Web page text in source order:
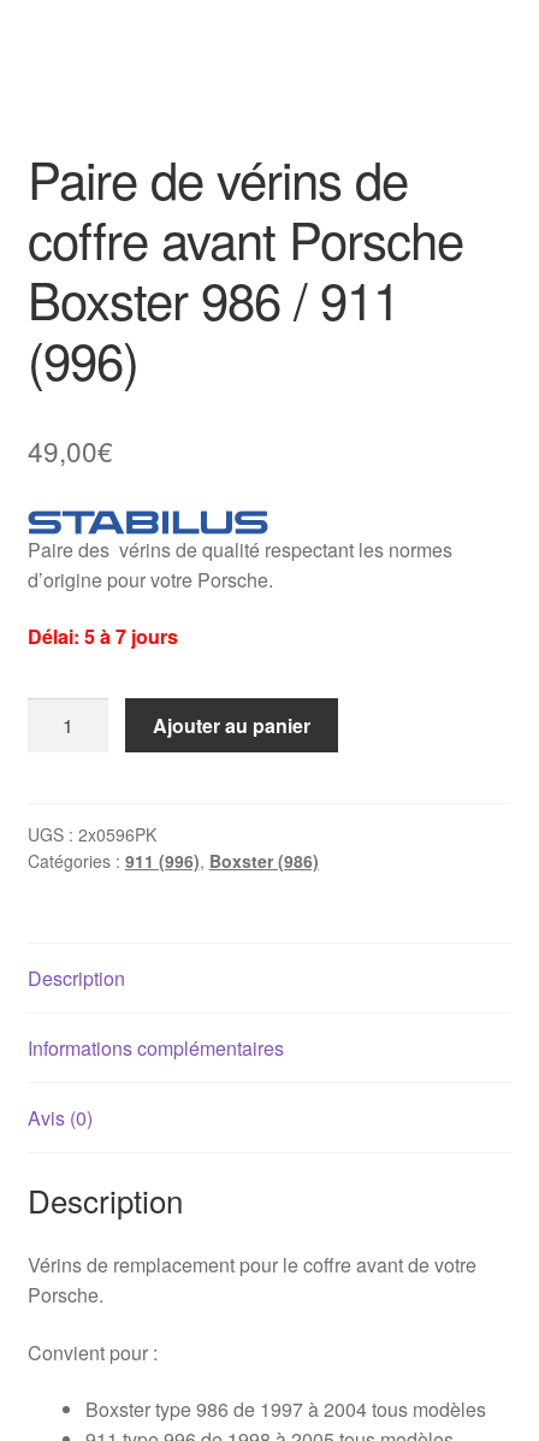
Paire de vérins de
coffre avant Porsche
Boxster 986 / 911
(996)
49,00€
Paire des vérins de qualité respectant les normes
d’origine pour votre Porsche.
Délai: 5 à 7 jours
vérins
de
Boxster
/
Ajouter au panier
UGS : 2x0596PK
Catégories : 911 (996), Boxster (986)
Description
Informations complémentaires
Avis (0)
Description
Vérins de remplacement pour le coffre avant de votre
Porsche.
Convient pour :
Boxster type 986 de 1997 à 2004 tous modèles